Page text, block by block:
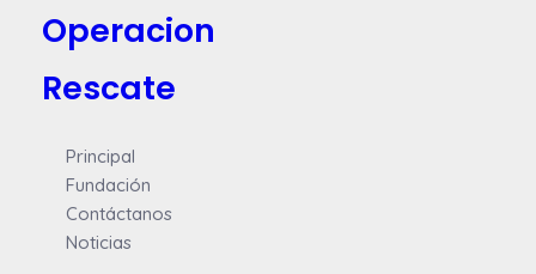
Operacion
Rescate
Principal
Fundación
Contáctanos
Noticias